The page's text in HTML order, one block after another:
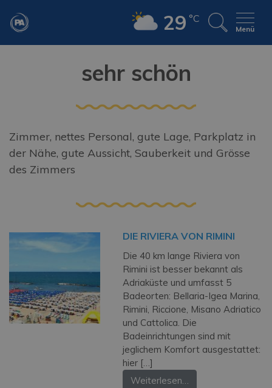
29 °C
Menü
sehr schön
Zimmer, nettes Personal, gute Lage, Parkplatz in
der Nähe, gute Aussicht, Sauberkeit und Grösse
des Zimmers
DIE RIVIERA VON RIMINI
Die 40 km lange Riviera von
Rimini ist besser bekannt als
Adriaküste und umfasst 5
Badeorten: Bellaria-Igea Marina,
Rimini, Riccione, Misano Adriatico
und Cattolica. Die
Badeinrichtungen sind mit
jeglichem Komfort ausgestattet:
hier […]
Weiterlesen…